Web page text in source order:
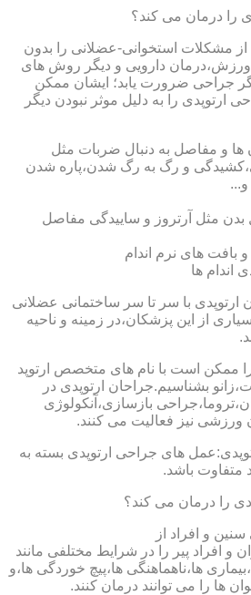
را درمان می کند؟
مشکلات استخوانی-عضلانی را بدون
ورزش،درمان دارویی و دیگر روش های
جراحی ضرورت یابد؛ ایشان ممکن
را به دلیل موثر نبودن دیگر
ها و مفاصل به دنبال ضربات مثل
و رگ به رگ شدن،پاره شدن
و...
مثل آرتروز و ساییدگی مفاصل
بافت های نرم اندام
اندام ها
ارتوپدی با سر تا سر ساختمانی عضلانی
از این پزشکان،در زمینه و ناحیه
ممکن است با نام های متخصص ارتوپد
بشناسیم.جراحان ارتوپدی در
بازسازی،آنکولوژی
ورزشی نیز فعالیت می کنند.
های جراحی ارتوپدی بسته به
متفاوت باشد.
را درمان می کند؟
و افراد از
و افراد پیر را در شرایط مختلفی مانند
ها،ناهماهنگی ها،پیچ خوردگی ها،و
را می توانند درمان کنند.